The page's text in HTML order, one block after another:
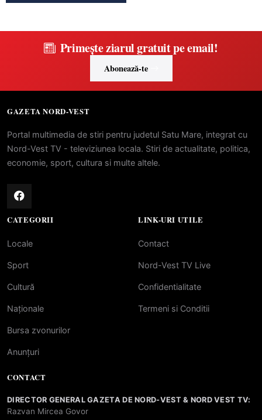
Primește ziarul gratuit pe email!
Abonează-te
GAZETA NORD-VEST
Portal multimedia de stiri pentru judetul Satu Mare, integrat cu
Nord-Vest TV - televiziunea locala. Stiri de actualitate, politica,
economie, sport, cultura si multe altele.
CATEGORII
Locale
Sport
Cultură
Naționale
Bursa zvonurilor
Anunțuri
LINK-URI UTILE
Contact
Nord-Vest TV Live
Confidentialitate
Termeni si Conditii
CONTACT
DIRECTOR GENERAL GAZETA DE NORD-VEST & NORD VEST TV:
Razvan Mircea Govor